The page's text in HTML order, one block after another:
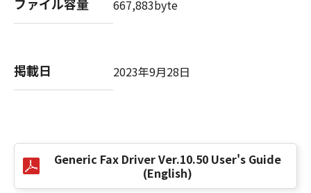
(4) お客様は、上記(3)によって本契約書が終了
のとします。
９．U.S. GOVERNMENT RESTRICTED RIGHTS
NOTICE
“米国政府エンドユーザー”とは、米国政府の機
667,883byte
掲載日 2023年9月28日
Generic Fax Driver Ver.10.50 User's Guide
(English)